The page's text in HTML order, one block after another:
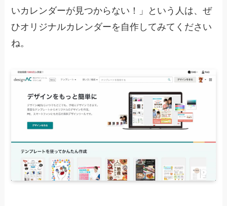
いカレンダーが見つからない！」という人は、ぜ
ひオリジナルカレンダーを自作してみてください
ね。